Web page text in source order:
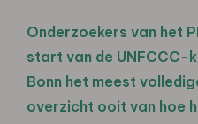
Onderzoekers van het
start van de UNFCCC-
Bonn het meest
overzicht ooit van hoe